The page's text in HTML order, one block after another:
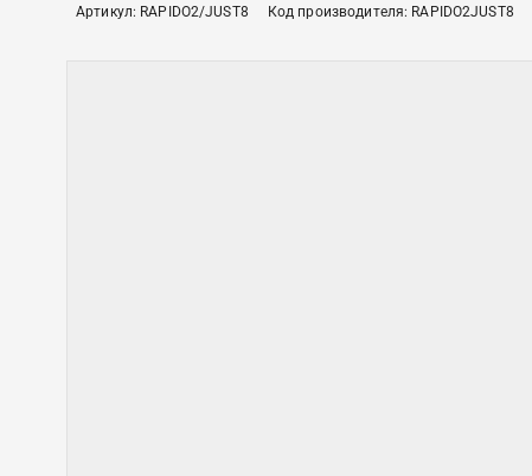
Артикул: RAPIDO2/JUST8 Код производителя: RAPIDO2JUST8